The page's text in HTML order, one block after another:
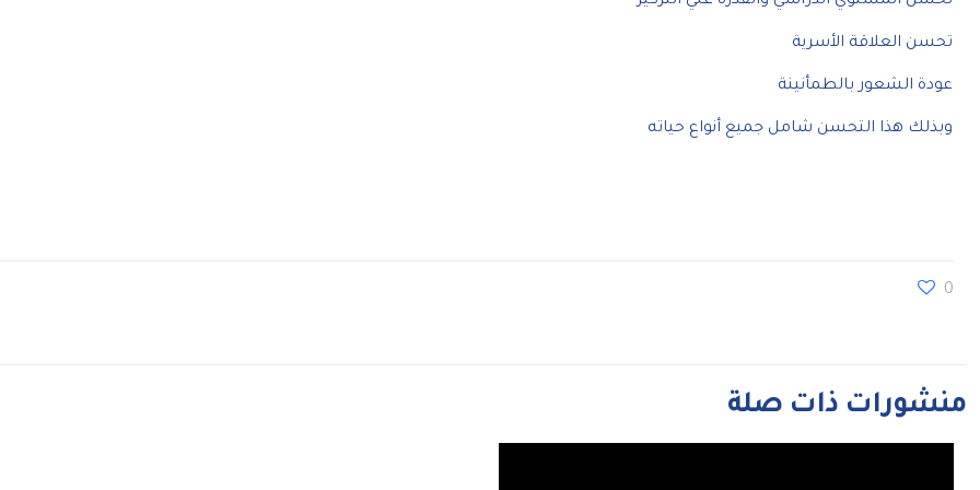
تحسن العلاقة الأسرية
عودة الشعور بالطمأنينة
وبذلك هذا التحسن شامل جميع أنواع حياته
0
منشورات ذات صلة